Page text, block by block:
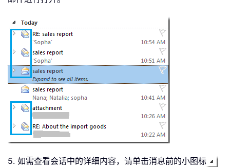
5. 如需查看会话中的详细内容，请单击消息前的小图标